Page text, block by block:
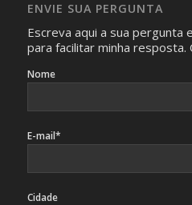
identificação da pessoa
ENVIE SUA PERGUNTA
Escreva aqui a sua pergunta
para facilitar minha resposta.
Nome
E-mail*
Cidade